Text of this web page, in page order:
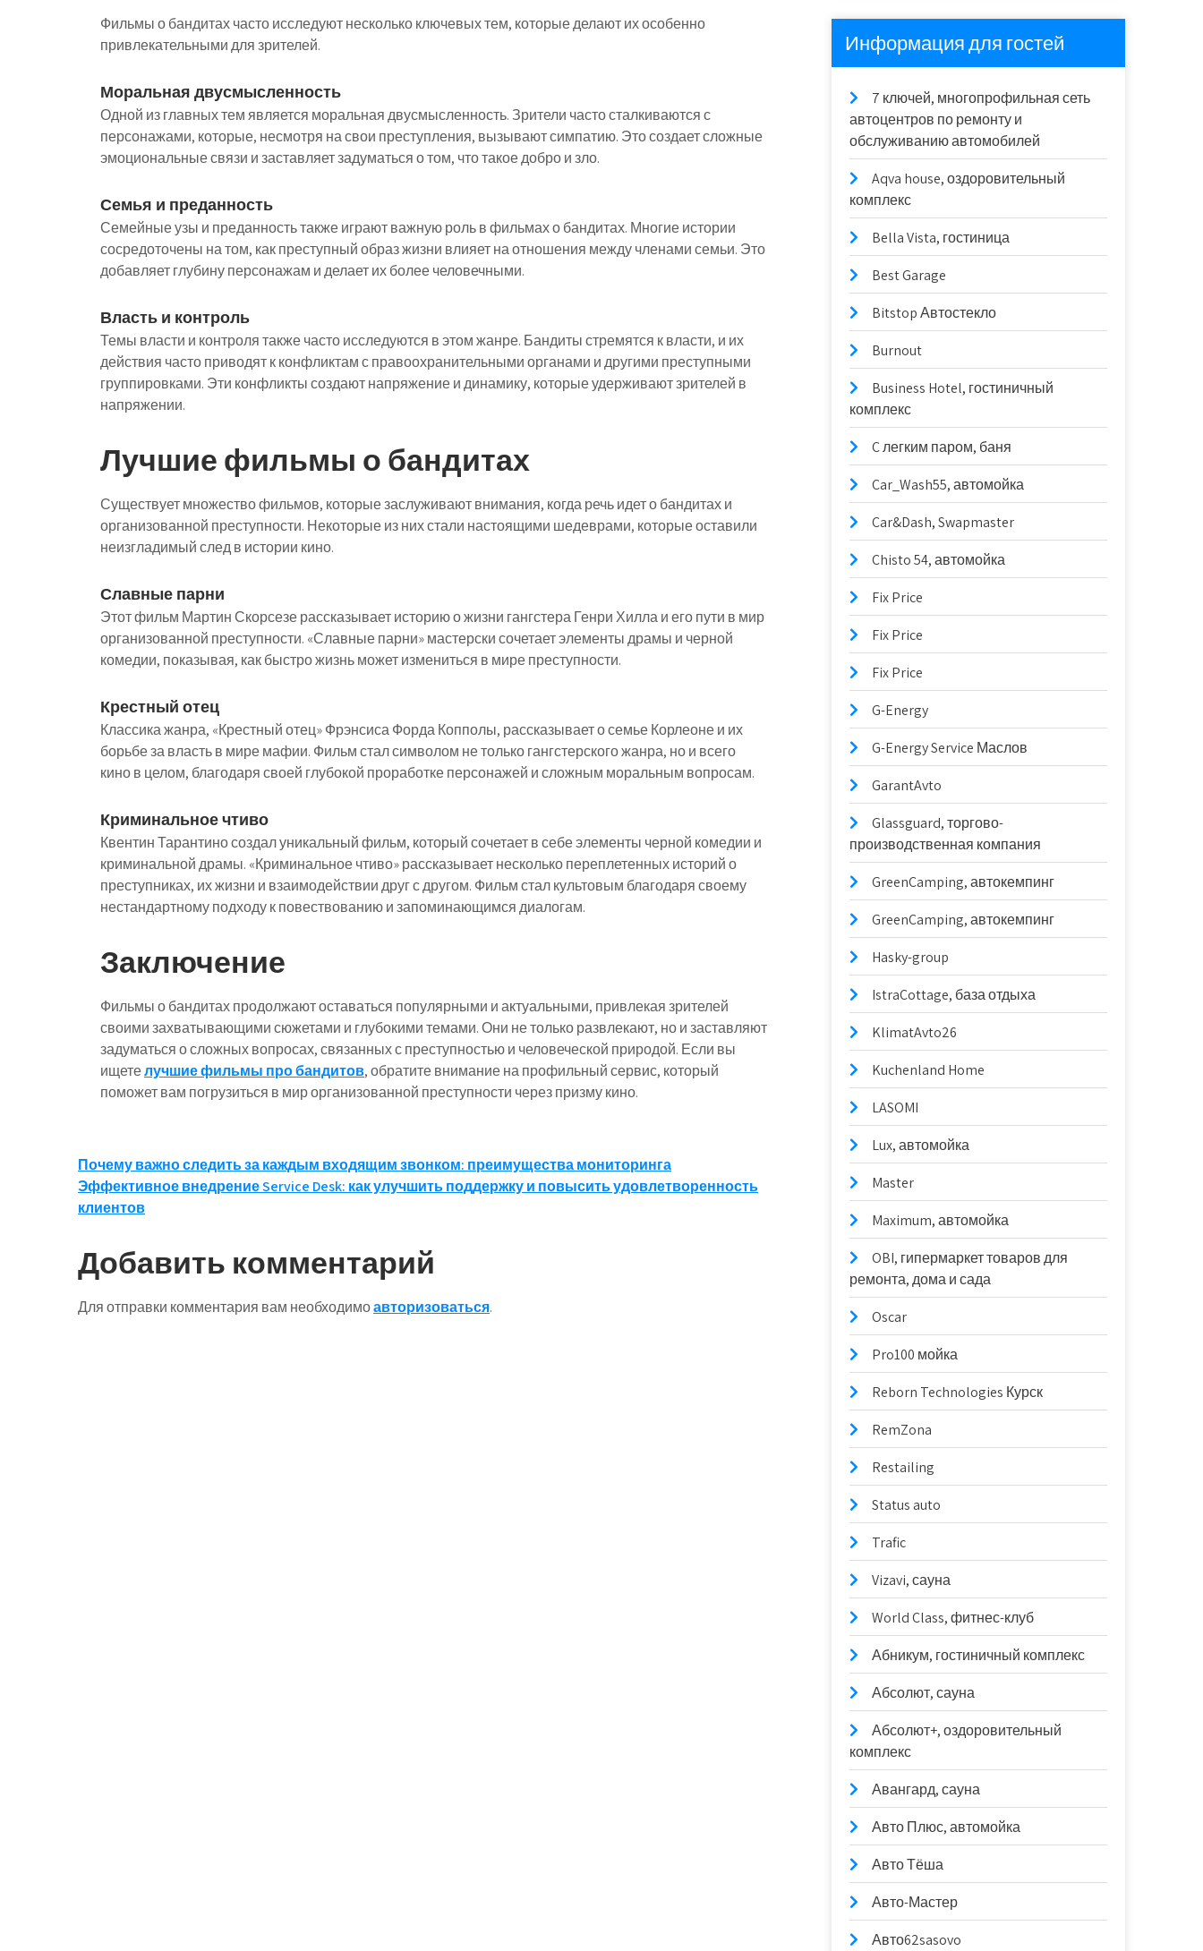
Фильмы о бандитах часто исследуют несколько ключевых тем, которые делают их особенно
привлекательными для зрителей.
Моральная двусмысленность
Одной из главных тем является моральная двусмысленность. Зрители часто сталкиваются с
персонажами, которые, несмотря на свои преступления, вызывают симпатию. Это создает сложные
эмоциональные связи и заставляет задуматься о том, что такое добро и зло.
Семья и преданность
Семейные узы и преданность также играют важную роль в фильмах о бандитах. Многие истории
сосредоточены на том, как преступный образ жизни влияет на отношения между членами семьи. Это
добавляет глубину персонажам и делает их более человечными.
Власть и контроль
Темы власти и контроля также часто исследуются в этом жанре. Бандиты стремятся к власти, и их
действия часто приводят к конфликтам с правоохранительными органами и другими преступными
группировками. Эти конфликты создают напряжение и динамику, которые удерживают зрителей в
напряжении.
Лучшие фильмы о бандитах
Существует множество фильмов, которые заслуживают внимания, когда речь идет о бандитах и
организованной преступности. Некоторые из них стали настоящими шедеврами, которые оставили
неизгладимый след в истории кино.
Славные парни
Этот фильм Мартин Скорсезе рассказывает историю о жизни гангстера Генри Хилла и его пути в мир
организованной преступности. «Славные парни» мастерски сочетает элементы драмы и черной
комедии, показывая, как быстро жизнь может измениться в мире преступности.
Крестный отец
Классика жанра, «Крестный отец» Фрэнсиса Форда Копполы, рассказывает о семье Корлеоне и их
борьбе за власть в мире мафии. Фильм стал символом не только гангстерского жанра, но и всего
кино в целом, благодаря своей глубокой проработке персонажей и сложным моральным вопросам.
Криминальное чтиво
Квентин Тарантино создал уникальный фильм, который сочетает в себе элементы черной комедии и
криминальной драмы. «Криминальное чтиво» рассказывает несколько переплетенных историй о
преступниках, их жизни и взаимодействии друг с другом. Фильм стал культовым благодаря своему
нестандартному подходу к повествованию и запоминающимся диалогам.
Заключение
Фильмы о бандитах продолжают оставаться популярными и актуальными, привлекая зрителей
своими захватывающими сюжетами и глубокими темами. Они не только развлекают, но и заставляют
задуматься о сложных вопросах, связанных с преступностью и человеческой природой. Если вы
ищетелучшие фильмы про бандитов, обратите внимание на профильный сервис, который
поможет вам погрузиться в мир организованной преступности через призму кино.
Навигация
по
Почему важно следить за каждым входящим звонком: преимущества мониторинга
Эффективное внедрение Service Desk: как улучшить поддержку и повысить удовлетворенность
клиентов
Добавить комментарий
Для отправки комментария вам необходимоавторизоваться.
Информация для гостей
7 ключей, многопрофильная сеть
автоцентров по ремонту и
обслуживанию автомобилей
Aqva house, оздоровительный
комплекс
Bella Vista, гостиница
Best Garage
Bitstop Автостекло
Burnout
Business Hotel, гостиничный
комплекс
C легким паром, баня
Car_Wash55, автомойка
Car&Dash, Swapmaster
Chisto 54, автомойка
Fix Price
Fix Price
Fix Price
G-Energy
G-Energy Service Маслов
GarantAvto
Glassguard, торгово-
производственная компания
GreenCamping, автокемпинг
GreenCamping, автокемпинг
Hasky-group
IstraCottage, база отдыха
KlimatAvto26
Kuchenland Home
LASOMI
Lux, автомойка
Master
Maximum, автомойка
OBI, гипермаркет товаров для
ремонта, дома и сада
Oscar
Pro100 мойка
Reborn Technologies Курск
RemZona
Restailing
Status auto
Trafic
Vizavi, сауна
World Class, фитнес-клуб
Абникум, гостиничный комплекс
Абсолют, сауна
Абсолют+, оздоровительный
комплекс
Авангард, сауна
Авто Плюс, автомойка
Авто Тёша
Авто-Мастер
Авто62sasovo